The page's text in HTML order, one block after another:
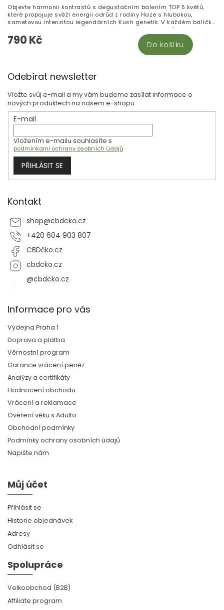
790 Kč Do košíku
Objevte harmonii kontrastů s degustačním balením TOP 5 květů,
které propojuje svěží energii odrůd z rodiny Haze s hlubokou,
sametovou intenzitou legendárních Kush genetik. V každém balíčku
na vás čeká pečlivě sestavený výběr ikonických druhů – Purple
Haze, White Widow, Orange Bud, Strawberry haze a Banana Haze –
umožňující jedinečné srovnání jejich chutí, vůní i charakteru.
Ideální volba pro každého, kdo chce poznat celé spektrum tónů – od
Odebírat newsletter
Vložte svůj e-mail a my vám budeme zasílat informace o
nových produktech na našem e-shopu.
E-mail
Vložením e-mailu souhlasíte s
podmínkami ochrany osobních údajů
PŘIHLÁSIT SE
Kontakt
shop@cbdcko.cz
+420 604 903 807
CBDčko.cz
cbdcko.cz
@cbdcko.cz
Informace pro vás
Výdejna Praha 1
Doprava a platba
Věrnostní program
Garance vrácení peněz
Analýzy a certifikáty
Hodnocení obchodu
Vrácení a reklamace
Ověření věku s Adulto
Obchodní podmínky
Podmínky ochrany osobních údajů
Napište nám
Můj účet
Přihlásit se
Historie objednávek
Adresy
Odhlásit se
Spolupráce
Velkoobchod (B2B)
Affiliate program